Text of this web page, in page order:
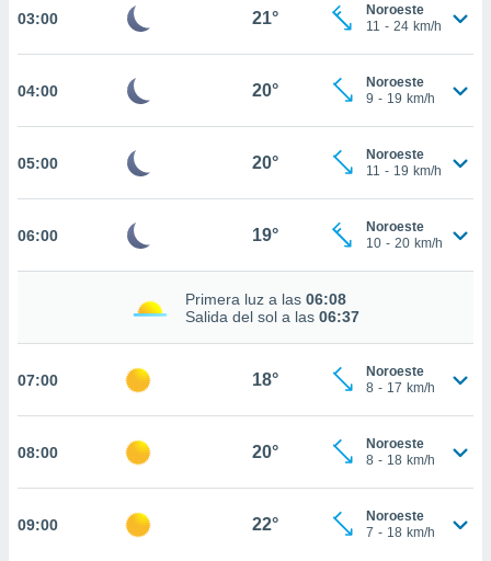
permite
seguir
coste.
a la
todas
nos
análisis
perfil
y
en
CONFIGURACIÓN
03:00 21°
Noroeste
11 - 24 km/h
04:00 20°
Noroeste
9 - 19 km/h
05:00 20°
Noroeste
11 - 19 km/h
06:00 19°
Noroeste
10 - 20 km/h
Primera luz a las 06:08
Salida del sol a las 06:37
07:00 18°
Noroeste
8 - 17 km/h
08:00 20°
Noroeste
8 - 18 km/h
09:00 22°
Noroeste
7 - 18 km/h